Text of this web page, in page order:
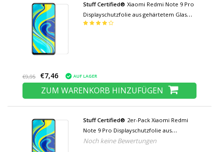
Stuff Certified® Xiaomi Redmi Note 9 Pro
Displayschutzfolie aus gehärtetem Glas
Filmglas aus gehärtetem Glas
€9,95 €7,46 AUF LAGER
ZUM WARENKORB HINZUFÜGEN
Stuff Certified® 2er-Pack Xiaomi Redmi
Note 9 Pro Displayschutzfolie aus
gehärtetem Glas Hartglas
Noch keine Bewertungen